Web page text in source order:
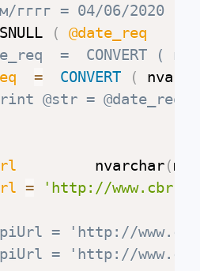
гггг = 04/06/2020
( @date_req
=  CONVERT (
= CONVERT (
@str = @date_req
nvarchar(max
=
'http://
= 'http://
= 'http://